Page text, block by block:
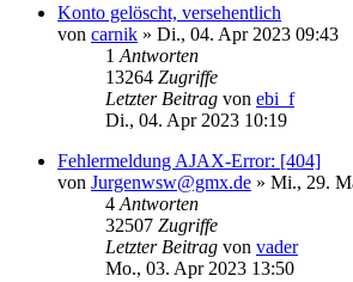
Konto gelöscht, versehentlich
von carnik » Di., 04. Apr 2023 09:43
1 Antworten
13264 Zugriffe
Letzter Beitrag von ebi_f
Di., 04. Apr 2023 10:19
Fehlermeldung AJAX-Error: [404]
von Jurgenwsw@gmx.de » Mi., 29.
4 Antworten
32507 Zugriffe
Letzter Beitrag von vader
Mo., 03. Apr 2023 13:50